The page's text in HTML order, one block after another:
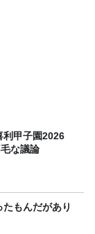
利甲子園2026
な議論
もんだがあり